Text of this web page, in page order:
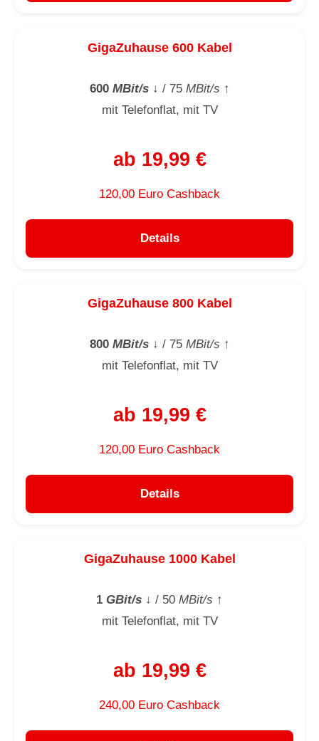
GigaZuhause 600 Kabel
600MBit/s↓ / 75MBit/s ↑
mit Telefonflat, mit TV
ab 19,99 €
120,00 Euro Cashback
Details
GigaZuhause 800 Kabel
800MBit/s↓ / 75MBit/s ↑
mit Telefonflat, mit TV
ab 19,99 €
120,00 Euro Cashback
Details
GigaZuhause 1000 Kabel
1 GBit/s ↓ / 50 MBit/s ↑
mit Telefonflat, mit TV
ab 19,99 €
240,00 Euro Cashback